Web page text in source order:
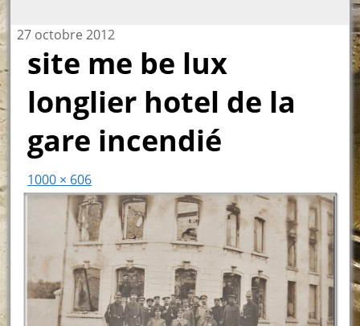
27 octobre 2012
site me be lux
longlier hotel de la
gare incendié
1000 × 606